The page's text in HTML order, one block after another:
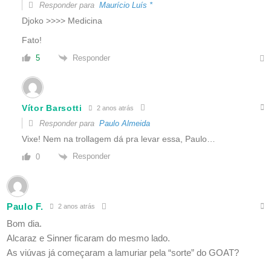
Responder para Maurício Luís *
Djoko >>>> Medicina
Fato!
5 Responder
Vítor Barsotti 2 anos atrás
Responder para Paulo Almeida
Vixe! Nem na trollagem dá pra levar essa, Paulo…
0 Responder
Paulo F. 2 anos atrás
Bom dia.
Alcaraz e Sinner ficaram do mesmo lado.
As viúvas já começaram a lamuriar pela “sorte” do GOAT?